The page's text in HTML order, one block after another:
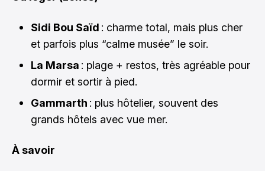
Sidi Bou Saïd : charme total, mais plus cher
et parfois plus “calme musée” le soir.
La Marsa : plage + restos, très agréable pour
dormir et sortir à pied.
Gammarth : plus hôtelier, souvent des
grands hôtels avec vue mer.
À savoir